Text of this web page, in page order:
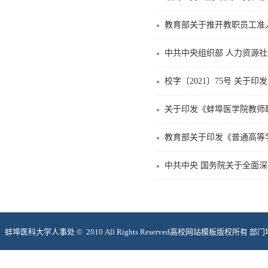
教育部关于推开教职员工准
中共中央组织部 人力资源
校字〔2021〕75号 关于印
关于印发《蚌埠医学院教
教育部关于印发《普通高
中共中央 国务院关于全面
蚌埠医科大学人事处 © 2010 All Rights Reserved高校网站模板版权所有 部